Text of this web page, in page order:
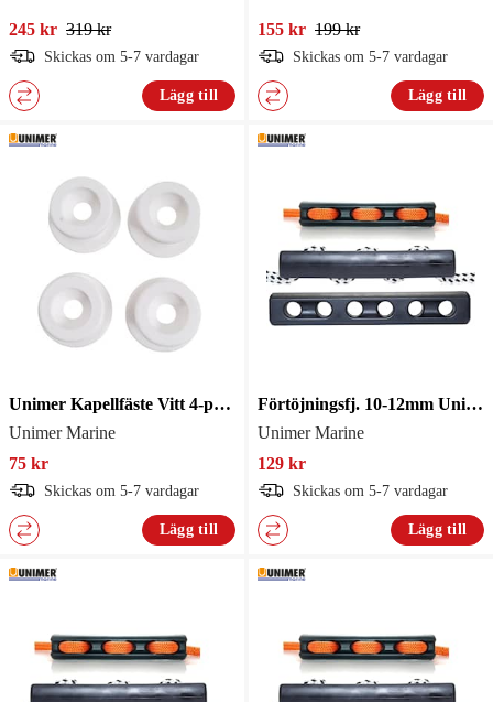
245 kr 319 kr
Skickas om 5-7 vardagar
Lägg till
155 kr 199 kr
Skickas om 5-7 vardagar
Lägg till
Unimer Kapellfäste Vitt 4-pack
Unimer Marine
75 kr
Skickas om 5-7 vardagar
Lägg till
Förtöjningsfj. 10-12mm Unimer
Unimer Marine
129 kr
Skickas om 5-7 vardagar
Lägg till